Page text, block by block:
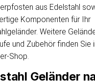
aus Edelstahl
Komponenten für Ihr
Weitere
und Zubehör finden Sie
Shop.
Geländer